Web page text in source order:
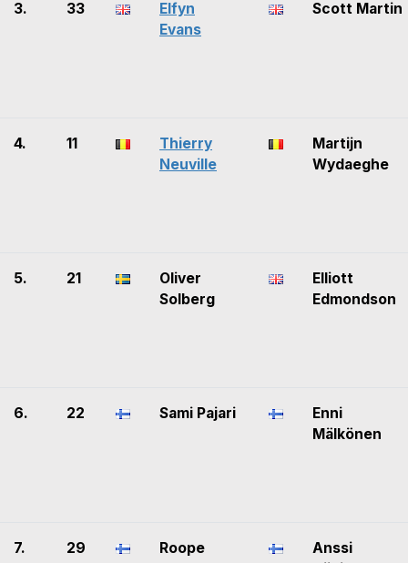
3. 33
Elfyn
Evans
Scott Martin
4. 11
Thierry
Neuville
Martijn
Wydaeghe
5. 21
Oliver
Solberg
Elliott
Edmondson
6. 22 Sami Pajari
Enni
Mälkönen
7. 29
Roope
Anssi